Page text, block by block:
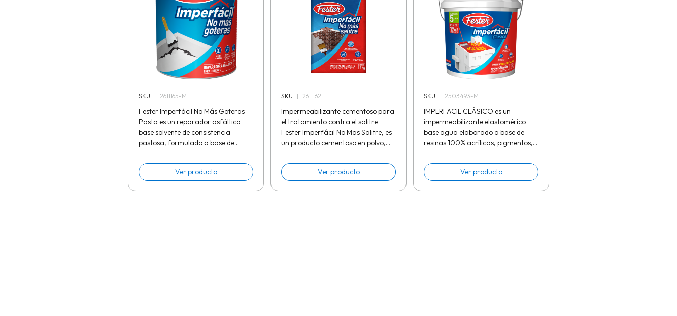
SKU | 2611165-M
Fester Imperfácil No Más Goteras
Pasta es un reparador asfáltico
base solvente de consistencia
pastosa, formulado a base de
especiales de rápida evaporación,
rellenos...
Ver producto
SKU | 2611162
Impermeabilizante cementoso para
el tratamiento contra el salitre
Fester Imperfácil No Mas Salitre, es
un producto cementoso en polvo,
agua logra una consistencia...
Ver producto
SKU | 2503493-M
IMPERFACIL CLÁSICO es un
impermeabilizante elastomérico
base agua elaborado a base de
resinas 100% acrílicas, pigmentos,
durabilidades de 3 y 5 años. Usos
Como...
Ver producto